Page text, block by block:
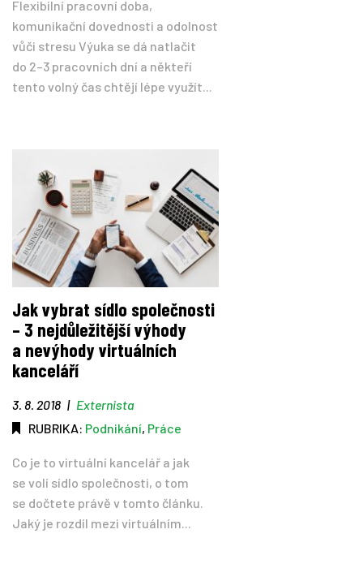
Flexibilní pracovní doba,
komunikační dovednosti a odolnost
vůči stresu Výuka se dá natlačit
do 2–3 pracovních dní a někteří
tento volný čas chtějí lépe využít...
Jak vybrat sídlo společnosti
– 3 nejdůležitější výhody
a nevýhody virtuálních
kanceláří
3. 8. 2018 | Externista
RUBRIKA: Podnikání, Práce
Co je to virtuální kancelář a jak
se volí sídlo společnosti, o tom
se dočtete právě v tomto článku.
Jaký je rozdíl mezi virtuálním...